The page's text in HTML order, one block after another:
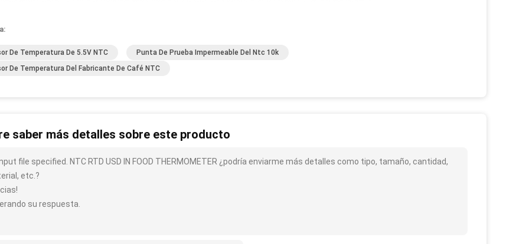
De Temperatura De 5.5V NTC
Punta De Prueba Impermeable Del Ntc 10k
De Temperatura Del Fabricante De Café NTC
saber más detalles sobre este producto
file specified. NTC RTD USD IN FOOD THERMOMETER ¿podría enviarme más detalles como tipo, tamaño, cantidad,
etc.?
su respuesta.